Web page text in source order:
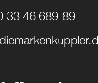
33 46 689-89